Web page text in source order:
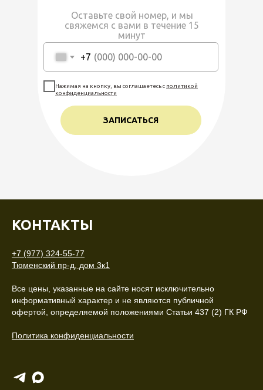
Оставьте свой номер, и мы
свяжемся с вами в течение 15
минут
+7
Нажимая на кнопку, вы соглашаетесь c политикой
конфиденциальности
ЗАПИСАТЬСЯ
КОНТАКТЫ
+7 (977) 324-55-77
Тюменский пр-д, дом 3к1
Все цены, указанные на сайте носят исключительно
информативный характер и не являются публичной
офертой, определяемой положениями Статьи 437 (2) ГК РФ
Политика конфиденциальности